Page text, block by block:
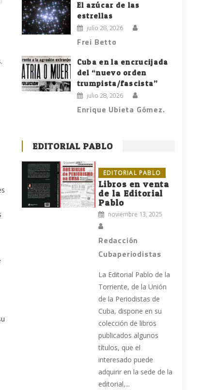
El azúcar de las
estrellas
julio 28, 2026
Frei Betto
Cuba en la encrucijada
del “nuevo orden
trumpista/fascista”
julio 28, 2026
Enrique Ubieta Gómez.
EDITORIAL PABLO
EDITORIAL PABLO
Libros en venta
de la Editorial
Pablo
noviembre 13, 2025
Redacción
Cubaperiodistas
La Editorial Pablo de la
Torriente, de la Unión
de la Periodistas de
Cuba, dispone en su
colección de libros
publicados algunos
títulos, que el
interesado puede
adquirir en la sede de la
editorial,...